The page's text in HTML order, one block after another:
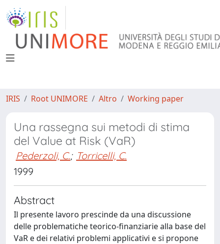
IRIS Root UNIMORE Altro Working paper
Una rassegna sui metodi di stima
del Value at Risk (VaR)
Pederzoli, C.; Torricelli, C.
1999
Abstract
Il presente lavoro prescinde da una discussione
delle problematiche teorico-finanziarie alla base del
VaR e dei relativi problemi applicativi e si propone